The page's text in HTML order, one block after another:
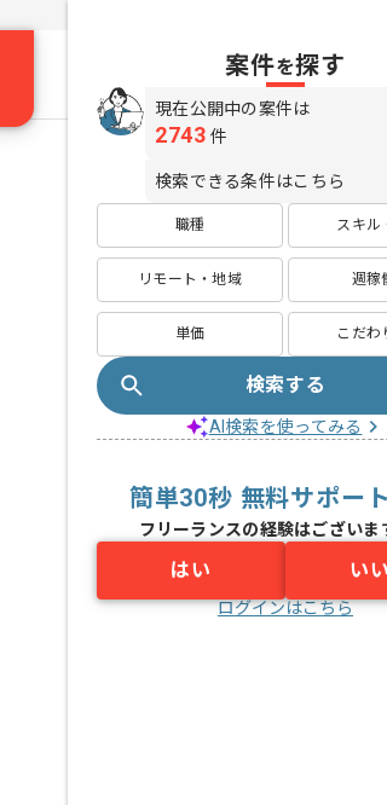
案件を探す
現在公開中の案件は
2743 件
検索できる条件はこちら
職種 スキル
リモート・地域 週稼
単価 こだわ
検索する
AI検索を使ってみる
簡単30秒 無料サポー
フリーランスの経験はございま
はい い
ログインはこちら